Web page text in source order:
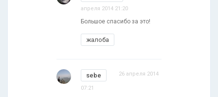
апреля 2014 21:20
Большое спасибо за это!
жалоба
sebe 26 апреля 2014
07:21